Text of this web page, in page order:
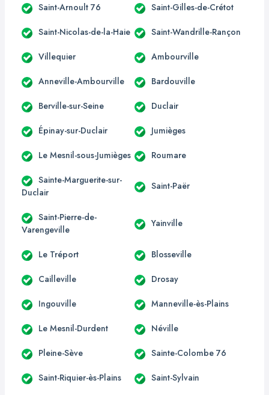
Saint-Arnoult 76 Saint-Gilles-de-Crétot
Saint-Nicolas-de-la-Haie Saint-Wandrille-Rançon
Villequier Ambourville
Anneville-Ambourville Bardouville
Berville-sur-Seine Duclair
Épinay-sur-Duclair Jumièges
Le Mesnil-sous-Jumièges Roumare
Sainte-Marguerite-sur-
Duclair
Saint-Paër
Saint-Pierre-de-
Varengeville
Yainville
Le Tréport Blosseville
Cailleville Drosay
Ingouville Manneville-ès-Plains
Le Mesnil-Durdent Néville
Pleine-Sève Sainte-Colombe 76
Saint-Riquier-ès-Plains Saint-Sylvain